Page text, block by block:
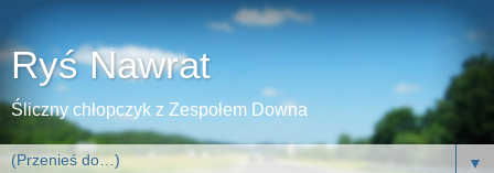
Ryś Nawrat
Śliczny chłopczyk z Zespołem Downa
▼